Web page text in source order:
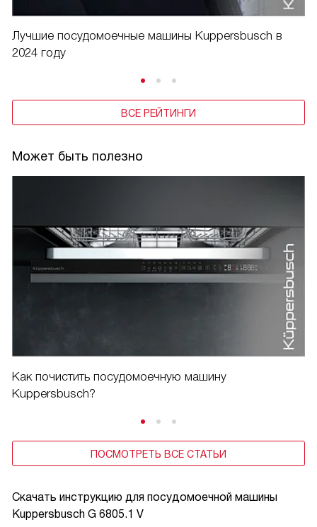
Скачать инструкцию для посудомоечной машины
Kuppersbusch G 6805.1 V
Лучшие посудомоечные машины Kuppersbusch в
2024 году
ВСЕ РЕЙТИНГИ
Может быть полезно
Как почистить посудомоечную машину
Kuppersbusch?
ПОСМОТРЕТЬ ВСЕ СТАТЬИ